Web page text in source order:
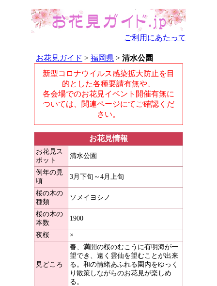
ご利用にあたって
お花見ガイド > 福岡県 > 清水公園
新型コロナウイルス感染拡大防止を目
的とした各種要請有無や、
各会場でのお花見イベント開催有無に
ついては、関連ページにてご確認くだ
さい。
お花見情報
お花見ス
ポット
清水公園
例年の見
頃
3月下旬～4月上旬
桜の木の
種類
ソメイヨシノ
桜の木の
本数
1900
夜桜 ×
見どころ
春、満開の桜のむこうに有明海が一
望でき、遠く雲仙を望むことが出来
る。和の情緒あふれる園内をゆっく
り散策しながらのお花見が楽しめ
る。